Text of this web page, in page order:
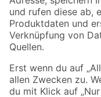
Sicher einkaufen
Jetzt die toom-App